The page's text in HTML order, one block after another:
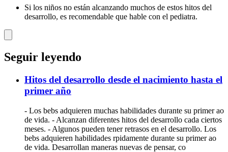
Si los niños no están alcanzando muchos de estos hitos del
desarrollo, es recomendable que hable con el pediatra.
Seguir leyendo
Hitos del desarrollo desde el nacimiento hasta el
primer año
- Los bebs adquieren muchas habilidades durante su primer ao
de vida. - Alcanzan diferentes hitos del desarrollo cada ciertos
meses. - Algunos pueden tener retrasos en el desarrollo. Los
bebs adquieren habilidades rpidamente durante su primer ao
de vida. Desarrollan maneras nuevas de pensar, co